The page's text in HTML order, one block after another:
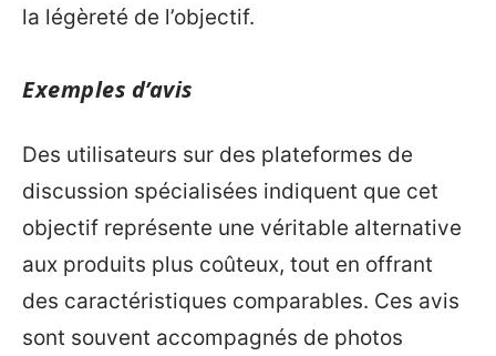
la légèreté de l’objectif.
Exemples d’avis
Des utilisateurs sur des plateformes de
discussion spécialisées indiquent que cet
objectif représente une véritable alternative
aux produits plus coûteux, tout en offrant
des caractéristiques comparables. Ces avis
sont souvent accompagnés de photos